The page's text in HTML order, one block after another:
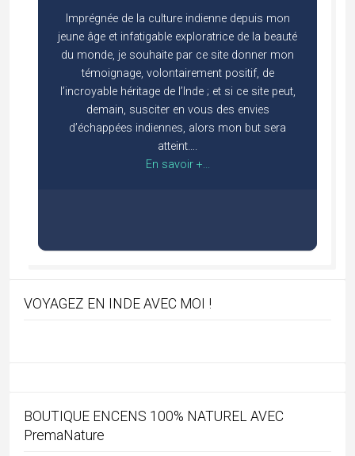
Imprégnée de la culture indienne depuis mon
jeune âge et infatigable exploratrice de la beauté
du monde, je souhaite par ce site donner mon
témoignage, volontairement positif, de
l’incroyable héritage de l’Inde ; et si ce site peut,
demain, susciter en vous des envies
d’échappées indiennes, alors mon but sera
atteint….
En savoir +...
VOYAGEZ EN INDE AVEC MOI !
BOUTIQUE ENCENS 100% NATUREL AVEC
PremaNature